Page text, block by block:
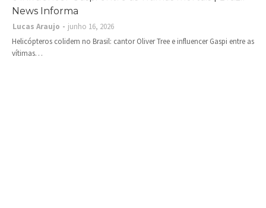
News Informa
Lucas Araujo
junho 16, 2026
Helicópteros colidem no Brasil: cantor Oliver Tree e influencer Gaspi entre as
vítimas…